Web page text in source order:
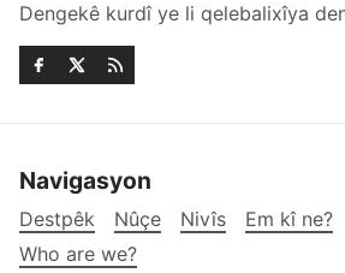
Dengekê kurdî ye li qelebalixîya
Navigasyon
Destpêk Nûçe Nivîs Em kî ne?
Who are we?